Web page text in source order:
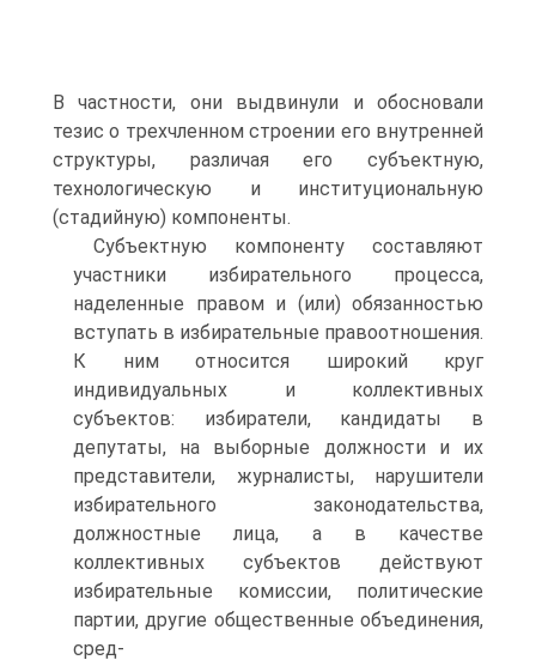
В частности, они выдвинули и обосновали
тезис о трехчленном строении его внутренней
структуры, различая его субъектную,
технологическую и институциональную
(стадийную) компоненты.
Субъектную компоненту составляют
участники избирательного процесса,
наделенные правом и (или) обязанностью
вступать в избирательные правоотношения.
К ним относится широкий круг
индивидуальных и коллективных
субъектов: избиратели, кандидаты в
депутаты, на выборные должности и их
представители, журналисты, нарушители
избирательного законодательства,
должностные лица, а в качестве
коллективных субъектов действуют
избирательные комиссии, политические
партии, другие общественные объединения,
сред-